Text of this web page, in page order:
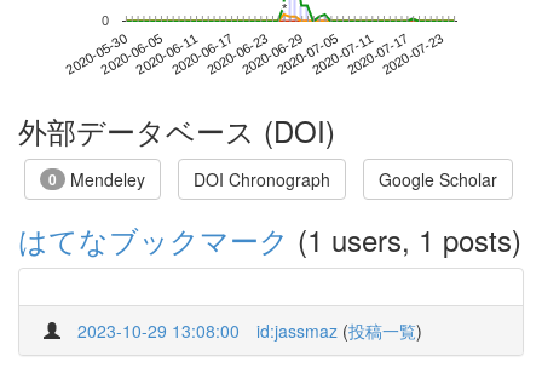
2020-05-302020-06-052020-06-112020-06-172020-06-232020-06-292020-07-052020-07-112020-07-172020-07-23
0
*
*
外部データベース (DOI)
0 Mendeley DOI Chronograph Google Scholar
はてなブックマーク (1 users, 1 posts)
2023-10-29 13:08:00 id:jassmaz (投稿一覧)